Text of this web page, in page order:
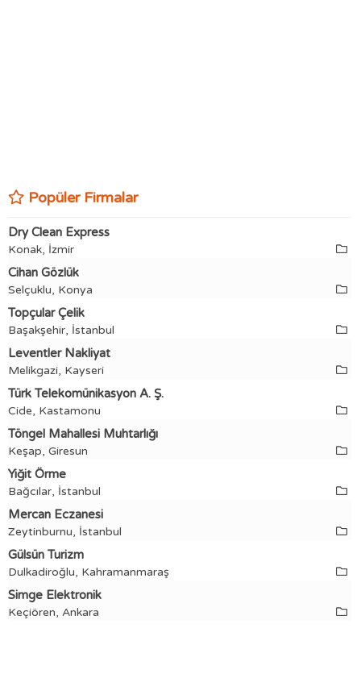
Popüler Firmalar
Dry Clean Express
Konak, İzmir
Cihan Gözlük
Selçuklu, Konya
Topçular Çelik
Başakşehir, İstanbul
Leventler Nakliyat
Melikgazi, Kayseri
Türk Telekomünikasyon A. Ş.
Cide, Kastamonu
Töngel Mahallesi Muhtarlığı
Keşap, Giresun
Yiğit Örme
Bağcılar, İstanbul
Mercan Eczanesi
Zeytinburnu, İstanbul
Gülsün Turizm
Dulkadiroğlu, Kahramanmaraş
Simge Elektronik
Keçiören, Ankara